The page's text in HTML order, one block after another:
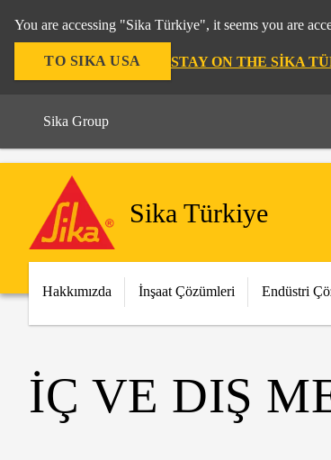
You are accessing "Sika Türkiye", it seems you are
TO SIKA USA STAY ON THE SIKA
Sika Group
Sika Türkiye
Hakkımızda İnşaat Çözümleri Endüstri
İÇ VE DIŞ